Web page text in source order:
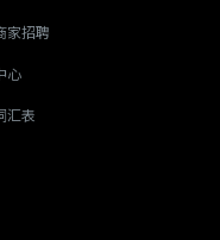
家招聘
心
汇表